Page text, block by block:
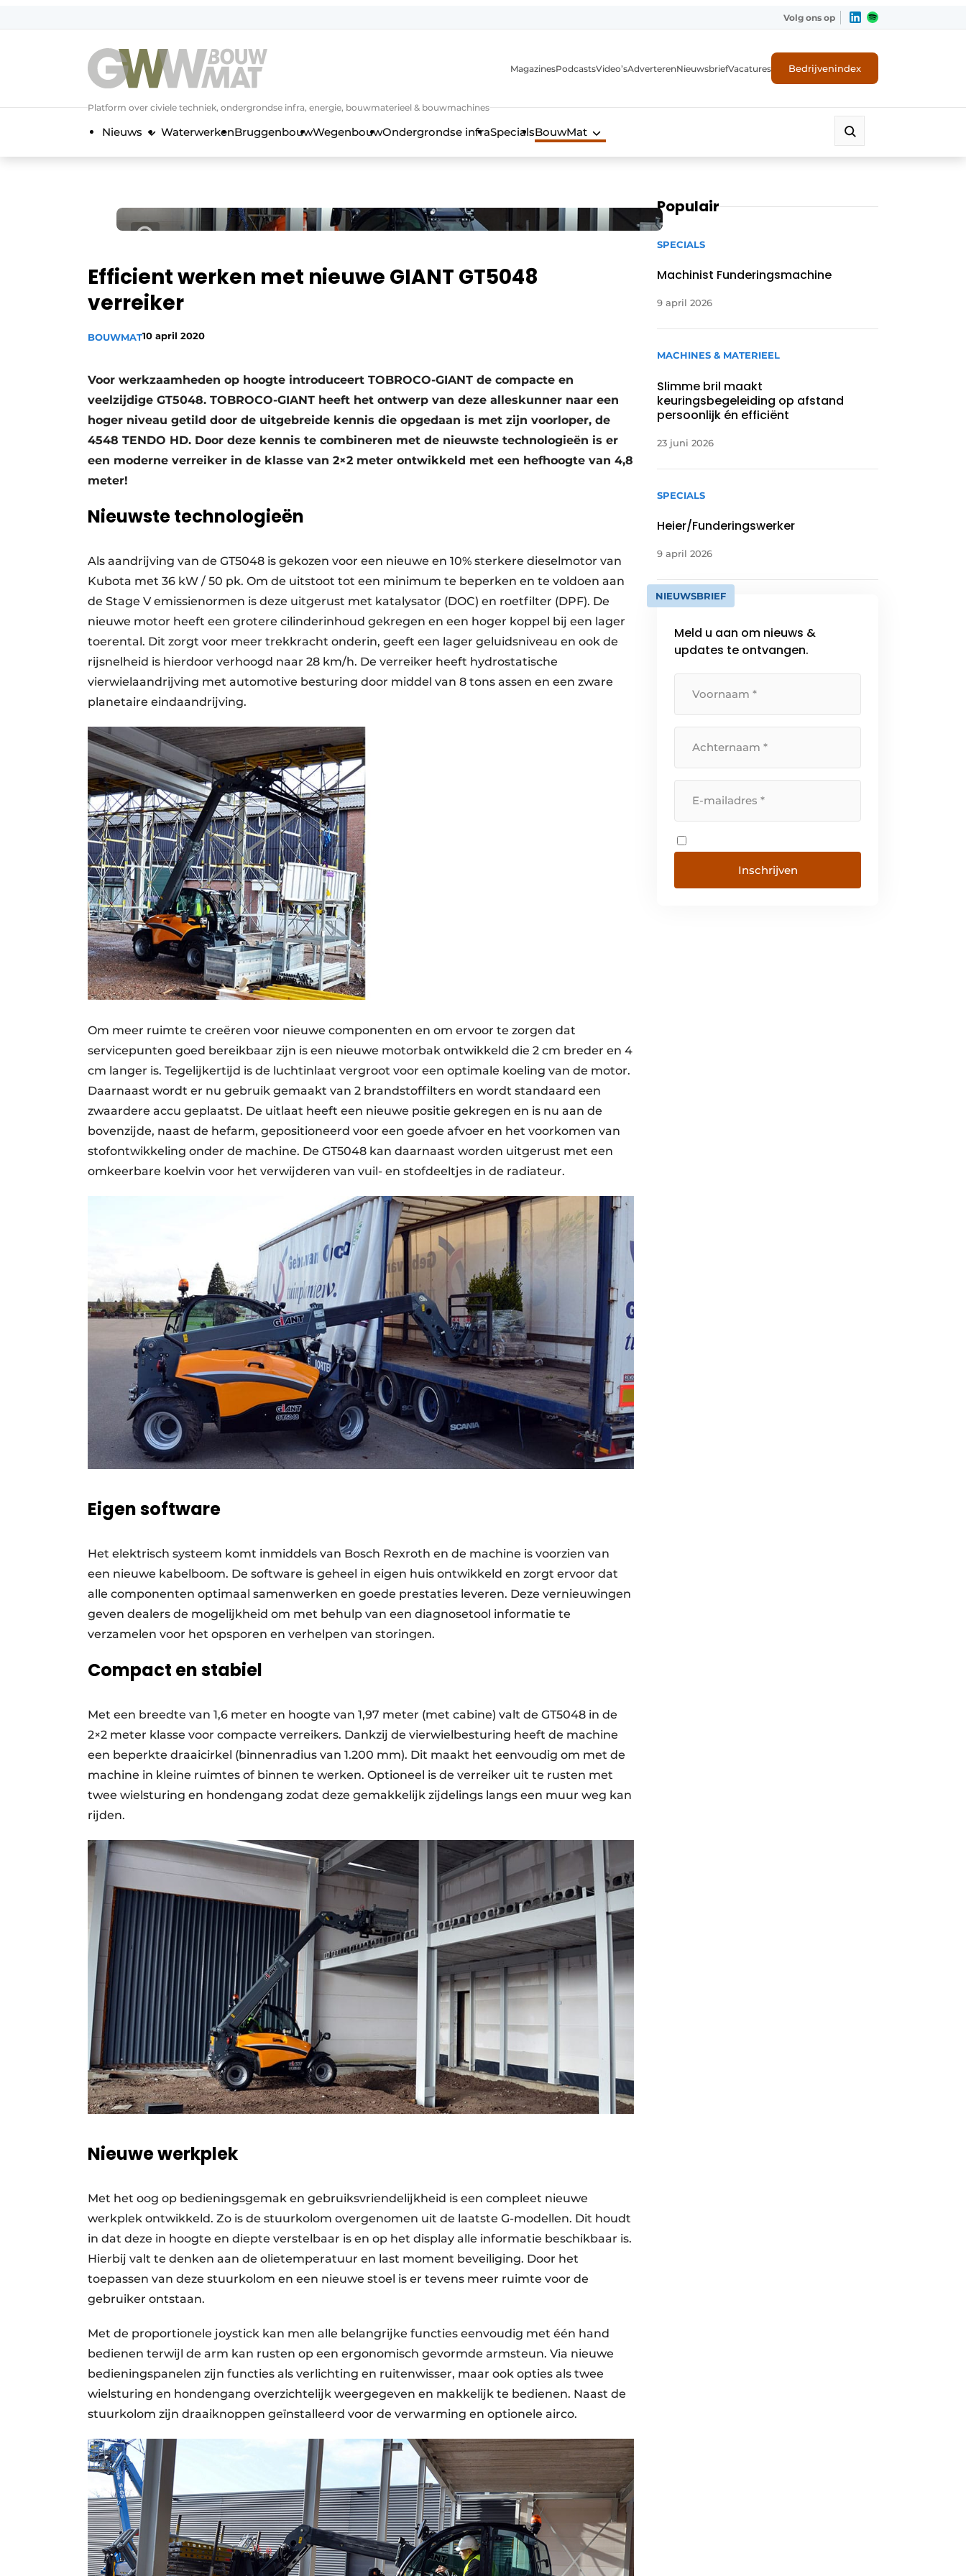
Volg ons op
Platform over civiele techniek, ondergrondse infra, energie, bouwmaterieel & bouwmachines
MagazinesPodcastsVideo’sAdverterenNieuwsbriefVacatures Bedrijvenindex
Nieuws WaterwerkenBruggenbouwWegenbouwOndergrondse infraSpecialsBouwMat
Efficient werken met nieuwe GIANT GT5048
verreiker
BOUWMAT10 april 2020
Voor werkzaamheden op hoogte introduceert TOBROCO-GIANT de compacte en
veelzijdige GT5048. TOBROCO-GIANT heeft het ontwerp van deze alleskunner naar een
hoger niveau getild door de uitgebreide kennis die opgedaan is met zijn voorloper, de
4548 TENDO HD. Door deze kennis te combineren met de nieuwste technologieën is er
een moderne verreiker in de klasse van 2×2 meter ontwikkeld met een hefhoogte van 4,8
meter!
Nieuwste technologieën
Als aandrijving van de GT5048 is gekozen voor een nieuwe en 10% sterkere dieselmotor van
Kubota met 36 kW / 50 pk. Om de uitstoot tot een minimum te beperken en te voldoen aan
de Stage V emissienormen is deze uitgerust met katalysator (DOC) en roetfilter (DPF). De
nieuwe motor heeft een grotere cilinderinhoud gekregen en een hoger koppel bij een lager
toerental. Dit zorgt voor meer trekkracht onderin, geeft een lager geluidsniveau en ook de
rijsnelheid is hierdoor verhoogd naar 28 km/h. De verreiker heeft hydrostatische
vierwielaandrijving met automotive besturing door middel van 8 tons assen en een zware
planetaire eindaandrijving.
Om meer ruimte te creëren voor nieuwe componenten en om ervoor te zorgen dat
servicepunten goed bereikbaar zijn is een nieuwe motorbak ontwikkeld die 2 cm breder en 4
cm langer is. Tegelijkertijd is de luchtinlaat vergroot voor een optimale koeling van de motor.
Daarnaast wordt er nu gebruik gemaakt van 2 brandstoffilters en wordt standaard een
zwaardere accu geplaatst. De uitlaat heeft een nieuwe positie gekregen en is nu aan de
bovenzijde, naast de hefarm, gepositioneerd voor een goede afvoer en het voorkomen van
stofontwikkeling onder de machine. De GT5048 kan daarnaast worden uitgerust met een
omkeerbare koelvin voor het verwijderen van vuil- en stofdeeltjes in de radiateur.
Eigen software
Het elektrisch systeem komt inmiddels van Bosch Rexroth en de machine is voorzien van
een nieuwe kabelboom. De software is geheel in eigen huis ontwikkeld en zorgt ervoor dat
alle componenten optimaal samenwerken en goede prestaties leveren. Deze vernieuwingen
geven dealers de mogelijkheid om met behulp van een diagnosetool informatie te
verzamelen voor het opsporen en verhelpen van storingen.
Compact en stabiel
Met een breedte van 1,6 meter en hoogte van 1,97 meter (met cabine) valt de GT5048 in de
2×2 meter klasse voor compacte verreikers. Dankzij de vierwielbesturing heeft de machine
een beperkte draaicirkel (binnenradius van 1.200 mm). Dit maakt het eenvoudig om met de
machine in kleine ruimtes of binnen te werken. Optioneel is de verreiker uit te rusten met
twee wielsturing en hondengang zodat deze gemakkelijk zijdelings langs een muur weg kan
rijden.
Nieuwe werkplek
Met het oog op bedieningsgemak en gebruiksvriendelijkheid is een compleet nieuwe
werkplek ontwikkeld. Zo is de stuurkolom overgenomen uit de laatste G-modellen. Dit houdt
in dat deze in hoogte en diepte verstelbaar is en op het display alle informatie beschikbaar is.
Hierbij valt te denken aan de olietemperatuur en last moment beveiliging. Door het
toepassen van deze stuurkolom en een nieuwe stoel is er tevens meer ruimte voor de
gebruiker ontstaan.
Met de proportionele joystick kan men alle belangrijke functies eenvoudig met één hand
bedienen terwijl de arm kan rusten op een ergonomisch gevormde armsteun. Via nieuwe
bedieningspanelen zijn functies als verlichting en ruitenwisser, maar ook opties als twee
wielsturing en hondengang overzichtelijk weergegeven en makkelijk te bedienen. Naast de
stuurkolom zijn draaiknoppen geïnstalleerd voor de verwarming en optionele airco.
Populair
SPECIALS
Machinist Funderingsmachine
9 april 2026
MACHINES & MATERIEEL
Slimme bril maakt
keuringsbegeleiding op afstand
persoonlijk én efficiënt
23 juni 2026
SPECIALS
Heier/Funderingswerker
9 april 2026
NIEUWSBRIEF
Meld u aan om nieuws &
updates te ontvangen.
Inschrijven